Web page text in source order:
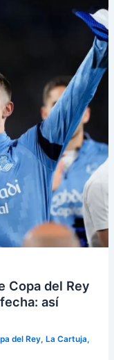
Copa del Rey
así
del Rey, La Cartuja,